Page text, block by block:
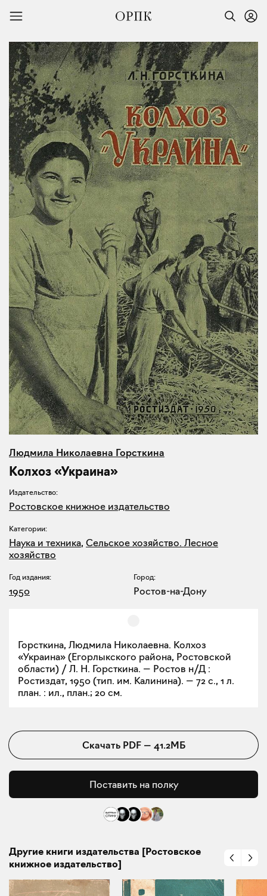
Людмила Николаевна Горсткина
Колхоз «Украина»
Издательство:
Ростовское книжное издательство
Категории:
Наука и техника, Сельское хозяйство. Лесное
хозяйство
Год издания:
1950
Город:
Ростов-на-Дону
Горсткина, Людмила Николаевна. Колхоз
«Украина» (Егорлыкского района, Ростовской
области) / Л. Н. Горсткина. — Ростов н/Д :
Ростиздат, 1950 (тип. им. Калинина). — 72 с., 1 л.
план. : ил., план.; 20 см.
Скачать PDF— 41.2МБ
Поставить на полку
Другие книги издательства [Ростовское
книжное издательство]